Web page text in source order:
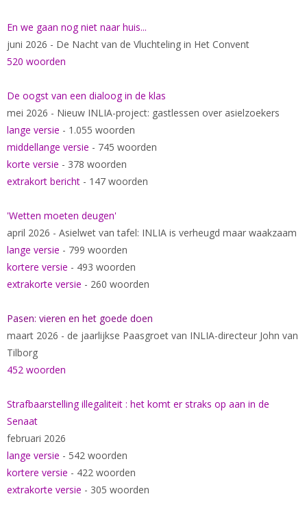
En we gaan nog niet naar huis...
juni 2026 - De Nacht van de Vluchteling in Het Convent
520 woorden
De oogst van een dialoog in de klas
mei 2026 - Nieuw INLIA-project: gastlessen over asielzoekers
lange versie - 1.055 woorden
middellange versie - 745 woorden
korte versie - 378 woorden
extrakort bericht - 147 woorden
'Wetten moeten deugen'
april 2026 - Asielwet van tafel: INLIA is verheugd maar waakzaam
lange versie - 799 woorden
kortere versie - 493 woorden
extrakorte versie - 260 woorden
Pasen: vieren en het goede doen
maart 2026 - de jaarlijkse Paasgroet van INLIA-directeur John van
Tilborg
452 woorden
Strafbaarstelling illegaliteit : het komt er straks op aan in de
Senaat
februari 2026
lange versie - 542 woorden
kortere versie - 422 woorden
extrakorte versie - 305 woorden